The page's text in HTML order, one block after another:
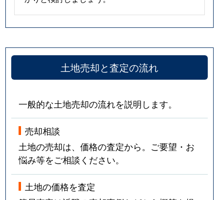
土地売却と査定の流れ
一般的な土地売却の流れを説明します。
売却相談
土地の売却は、価格の査定から。ご要望・お
悩み等をご相談ください。
土地の価格を査定